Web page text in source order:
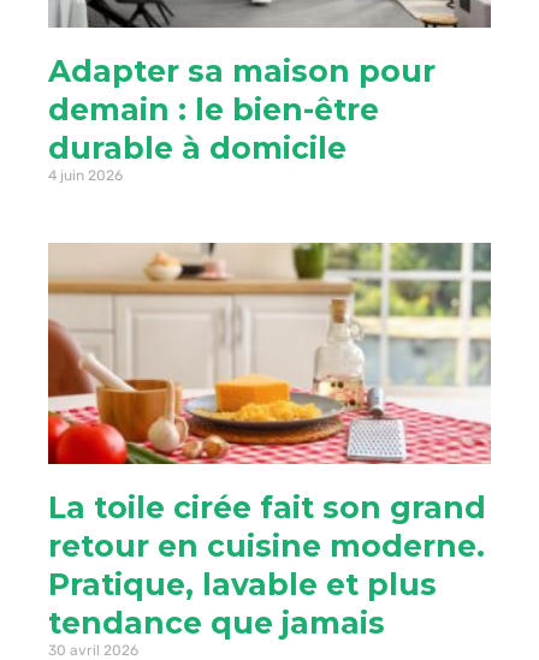
Adapter sa maison pour
demain : le bien-être
durable à domicile
4 juin 2026
La toile cirée fait son grand
retour en cuisine moderne.
Pratique, lavable et plus
tendance que jamais
30 avril 2026